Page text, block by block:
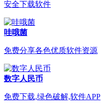
安全下载软件
哇哦菌
免费分享各色优质软件资源
数字人民币
免费下载,绿色破解,软件APP